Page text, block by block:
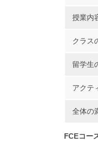
授業内
クラス
留学生
アクテ
全体の
FCEコー